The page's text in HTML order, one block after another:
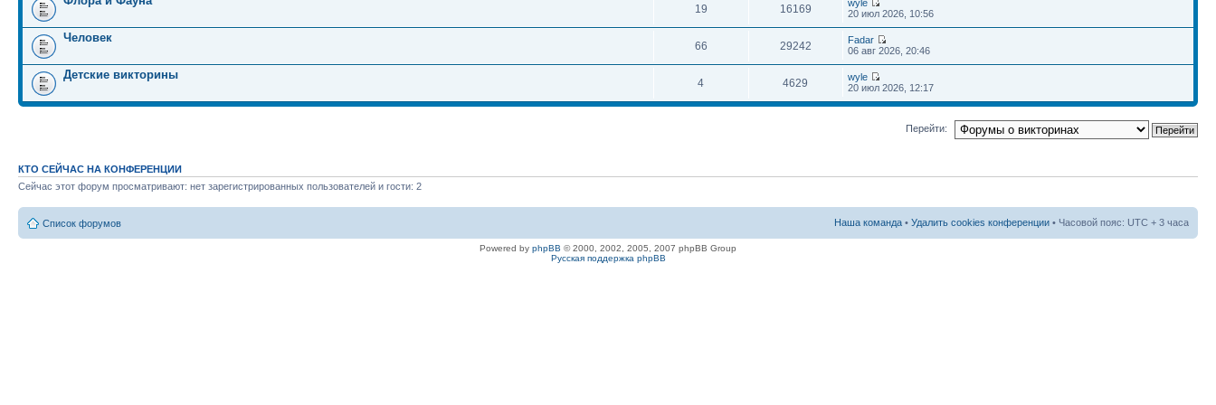
19 16169
wyle
20 июл 2026, 10:56
Человек
66 29242
Fadar
06 авг 2026, 20:46
Детские викторины
4 4629
wyle
20 июл 2026, 12:17
Перейти:
КТО СЕЙЧАС НА КОНФЕРЕНЦИИ
Сейчас этот форум просматривают: нет зарегистрированных пользователей и гости: 2
Список форумов Наша команда • Удалить cookies конференции • Часовой пояс: UTC + 3 часа
Powered by phpBB © 2000, 2002, 2005, 2007 phpBB Group
Русская поддержка phpBB